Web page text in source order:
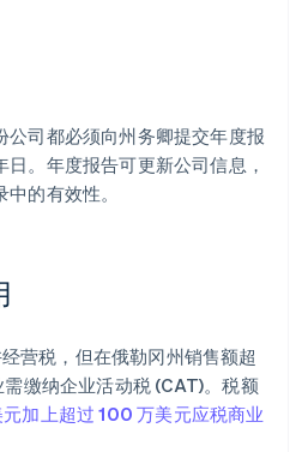
公司都必须向州务卿提交年度报
。年度报告可更新公司信息，
的有效性。
营税，但在俄勒冈州销售额超
缴纳企业活动税 (CAT)。税额
加上超过 100 万美元应税商业